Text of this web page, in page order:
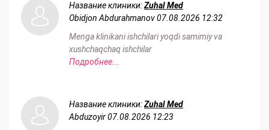
Название клиники:Zuhal Med
Obidjon Abdurahmanov07.08.2026 12:32
Menga klinikani ishchilari yoqdi samimiy va
xushchaqchaq ishchilar
Подробнее...
Название клиники:Zuhal Med
Abduzoyir07.08.2026 12:23